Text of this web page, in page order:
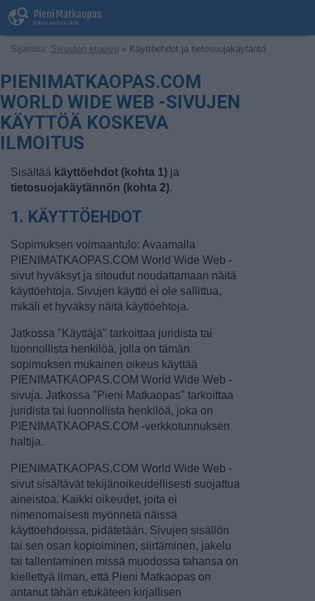
Sijaintisi: Sivuston etusivu » Käyttöehdot ja tietosuojakäytäntö
PIENIMATKAOPAS.COM
WORLD WIDE WEB -SIVUJEN
KÄYTTÖÄ KOSKEVA
ILMOITUS
Sisältää käyttöehdot (kohta 1) ja
tietosuojakäytännön (kohta 2).
1. KÄYTTÖEHDOT
Sopimuksen voimaantulo: Avaamalla
PIENIMATKAOPAS.COM World Wide Web -
sivut hyväksyt ja sitoudut noudattamaan näitä
käyttöehtoja. Sivujen käyttö ei ole sallittua,
mikäli et hyväksy näitä käyttöehtoja.
Jatkossa "Käyttäjä" tarkoittaa juridista tai
luonnollista henkilöä, jolla on tämän
sopimuksen mukainen oikeus käyttää
PIENIMATKAOPAS.COM World Wide Web -
sivuja. Jatkossa "Pieni Matkaopas" tarkoittaa
juridista tai luonnollista henkilöä, joka on
PIENIMATKAOPAS.COM -verkkotunnuksen
haltija.
PIENIMATKAOPAS.COM World Wide Web -
sivut sisältävät tekijänoikeudellisesti suojattua
aineistoa. Kaikki oikeudet, joita ei
nimenomaisesti myönnetä näissä
käyttöehdoissa, pidätetään. Sivujen sisällön
tai sen osan kopioiminen, siirtäminen, jakelu
tai tallentaminen missä muodossa tahansa on
kiellettyä ilman, että Pieni Matkaopas on
antanut tähän etukäteen kirjallisen